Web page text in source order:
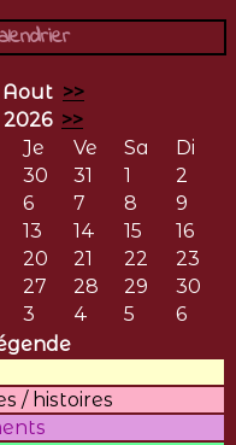
Aout >>
2026 >>
Je Ve Sa
Di
30 31 1
2
6 7 8
9
13 14 15
16
20 21 22
23
27 28 29
30
3 4 5
6
/ histoires